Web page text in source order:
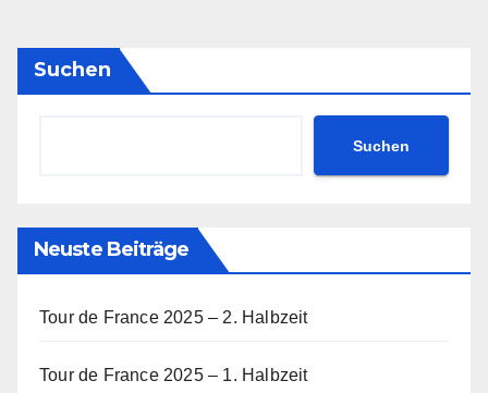
Suchen
Suchen
Neuste Beiträge
Tour de France 2025 – 2. Halbzeit
Tour de France 2025 – 1. Halbzeit